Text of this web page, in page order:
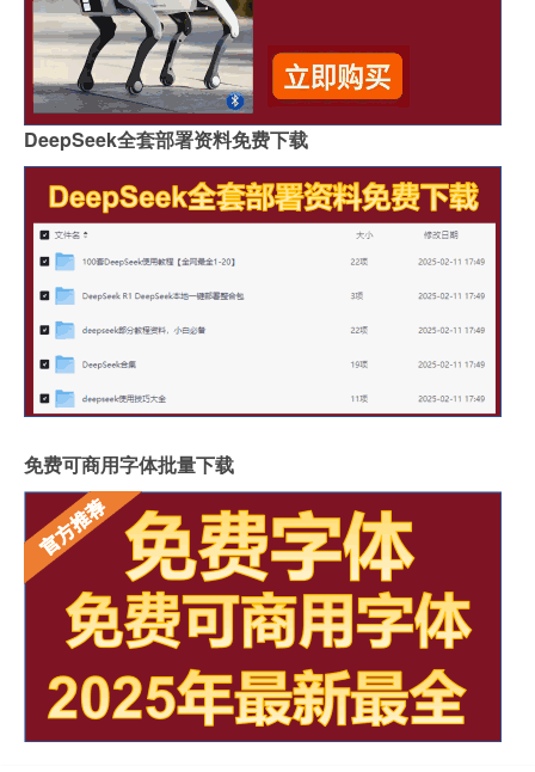
DeepSeek全套部署资料免费下载
免费可商用字体批量下载